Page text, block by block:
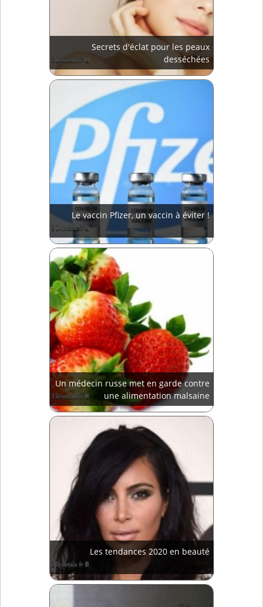
Secrets d'éclat pour les peaux
desséchées
Le vaccin Pfizer, un vaccin à éviter !
Un médecin russe met en garde contre
une alimentation malsaine
Les tendances 2020 en beauté